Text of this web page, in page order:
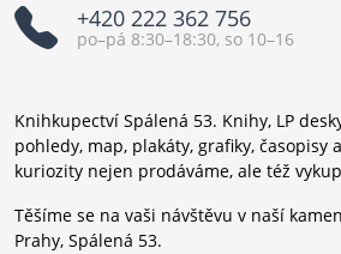
+420 222 362 756
po–pá 8:30–18:30, so 10–16
Knihkupectví Spálená 53. Knihy, LP
pohledy, map, plakáty, grafiky, časopisy
kuriozity nejen prodáváme, ale též
Těšíme se na vaši návštěvu v naší
Prahy, Spálená 53.